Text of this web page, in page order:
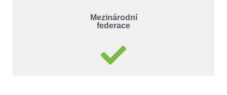
Mezinárodní
federace